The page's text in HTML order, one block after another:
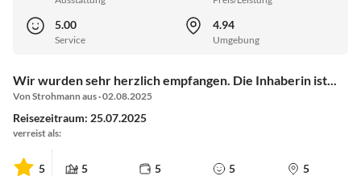
5.00
Service
4.94
Umgebung
Wir wurden sehr herzlich empfangen. Die Inhaberin ist...
Von Strohmann aus · 02.08.2025
Reisezeitraum: 25.07.2025
verreist als:
5 5 5 5 5